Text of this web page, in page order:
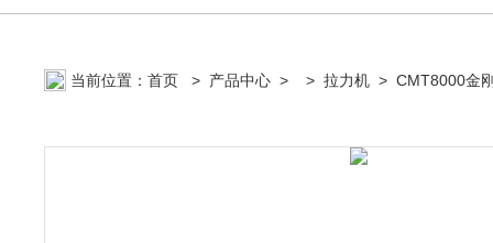
当前位置： 首页 > 产品中心 > > 拉力机 > CMT8000金